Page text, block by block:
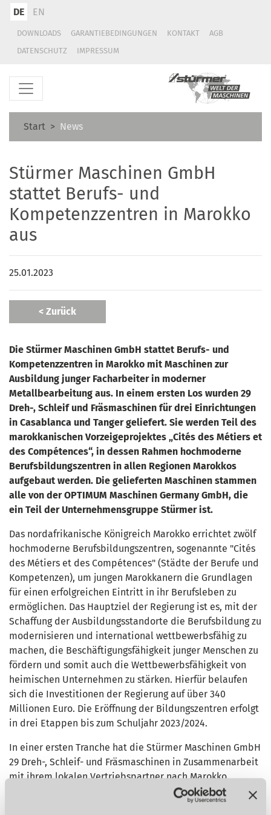
DE EN
DOWNLOADS GARANTIEBEDINGUNGEN KONTAKT
AGB
DATENSCHUTZ
IMPRESSUM
Start News
Stürmer Maschinen GmbH
stattet Berufs- und
Kompetenzzentren in Marokko
aus
25.01.2023
< Zurück
Die Stürmer Maschinen GmbH stattet Berufs- und
Kompetenzzentren in Marokko mit Maschinen zur
Ausbildung junger Facharbeiter in moderner
Metallbearbeitung aus. In einem ersten Los wurden 29
Dreh-, Schleif und Fräsmaschinen für drei Einrichtungen
in Casablanca und Tanger geliefert. Sie werden Teil des
marokkanischen Vorzeigeprojektes „Cités des Métiers et
des Compétences“, in dessen Rahmen hochmoderne
Berufsbildungszentren in allen Regionen Marokkos
aufgebaut werden. Die gelieferten Maschinen stammen
alle von der OPTIMUM Maschinen Germany GmbH, die
ein Teil der Unternehmensgruppe Stürmer ist.
Das nordafrikanische Königreich Marokko errichtet zwölf
hochmoderne Berufsbildungszentren, sogenannte "Cités
des Métiers et des Compétences" (Städte der Berufe und
Kompetenzen), um jungen Marokkanern die Grundlagen
für einen erfolgreichen Eintritt in ihr Berufsleben zu
ermöglichen. Das Hauptziel der Regierung ist es, mit der
Schaffung der Ausbildungsstandorte die Berufsbildung zu
modernisieren und international wettbewerbsfähig zu
machen, die Beschäftigungsfähigkeit junger Menschen zu
fördern und somit auch die Wettbewerbsfähigkeit von
heimischen Unternehmen zu stärken. Hierfür belaufen
sich die Investitionen der Regierung auf über 340
Millionen Euro. Die Eröffnung der Bildungszentren erfolgt
in drei Etappen bis zum Schuljahr 2023/2024.
In einer ersten Tranche hat die Stürmer Maschinen GmbH
29 Dreh-, Schleif- und Fräsmaschinen in Zusammenarbeit
mit ihrem lokalen Vertriebspartner nach Marokko
geliefert, vor Ort aufgebaut, in Betrieb genommen und
Personal vor Ort in die Bedienung eingewiesen. Die